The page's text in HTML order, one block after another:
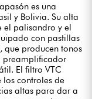
es una
y Bolivia. Su alta
el palisandro y el
con pastillas
que producen tonos
preamplificador
El filtro VTC
los controles de
altas para dar a